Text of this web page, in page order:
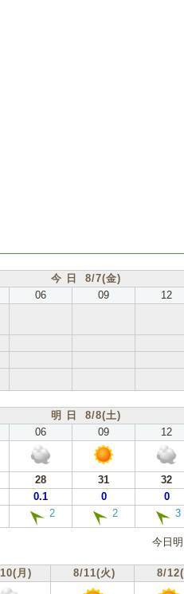
今 日 8/7(金)
06 09 12
明 日 8/8(土)
06 09 12
28 31 32
0.1 0 0
2 2 3
今日
月) 8/11(火) 8/